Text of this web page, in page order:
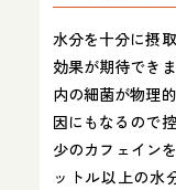
水分を十分に摂
効果が期待でき
内の細菌が物理
因にもなるので
少のカフェイン
ットル以上の水